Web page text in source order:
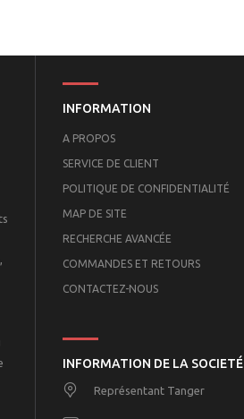
INFORMATION
A PROPOS
SERVICE DE CLIENT
POLITIQUE DE CONFIDENTIALITÉ
MAP DE SITE
RECHERCHE AVANCÉE
COMMANDES ET RETOURS
CONTACTEZ-NOUS
INFORMATION DE LA SOCIETÉ
Représentant Tanger